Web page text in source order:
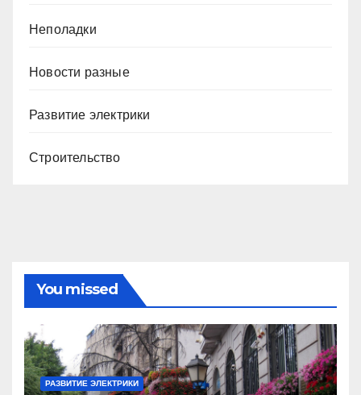
Неполадки
Новости разные
Развитие электрики
Строительство
You missed
РАЗВИТИЕ ЭЛЕКТРИКИ